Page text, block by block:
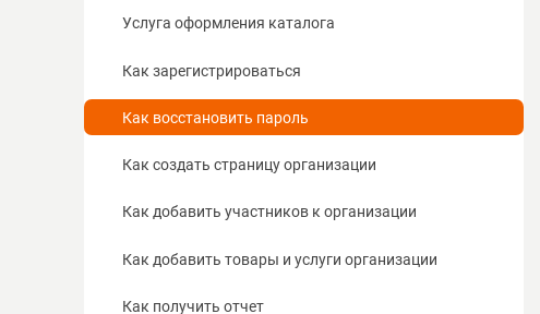
Услуга оформления каталога
Как зарегистрироваться
Как восстановить пароль
Как создать страницу организации
Как добавить участников к организации
Как добавить товары и услуги организации
Как получить отчет